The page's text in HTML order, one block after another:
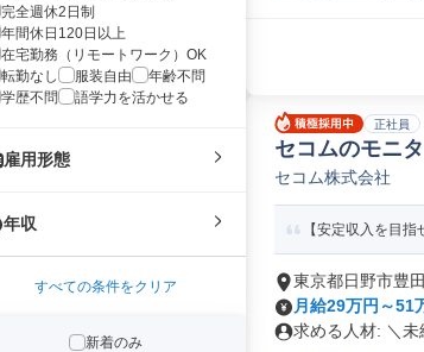
完全週休2日制
年間休日120日以上
在宅勤務（リモートワーク）OK
転勤なし
服装自由
年齢不問
学歴不問
語学力を活かせる
雇用形態
年収
すべての条件をクリア
新着のみ
正社員
セコムのモニ
セコム株式会社
【安定収入を目
東京都日野市豊
月給29万円～51
求める人材: ＼未